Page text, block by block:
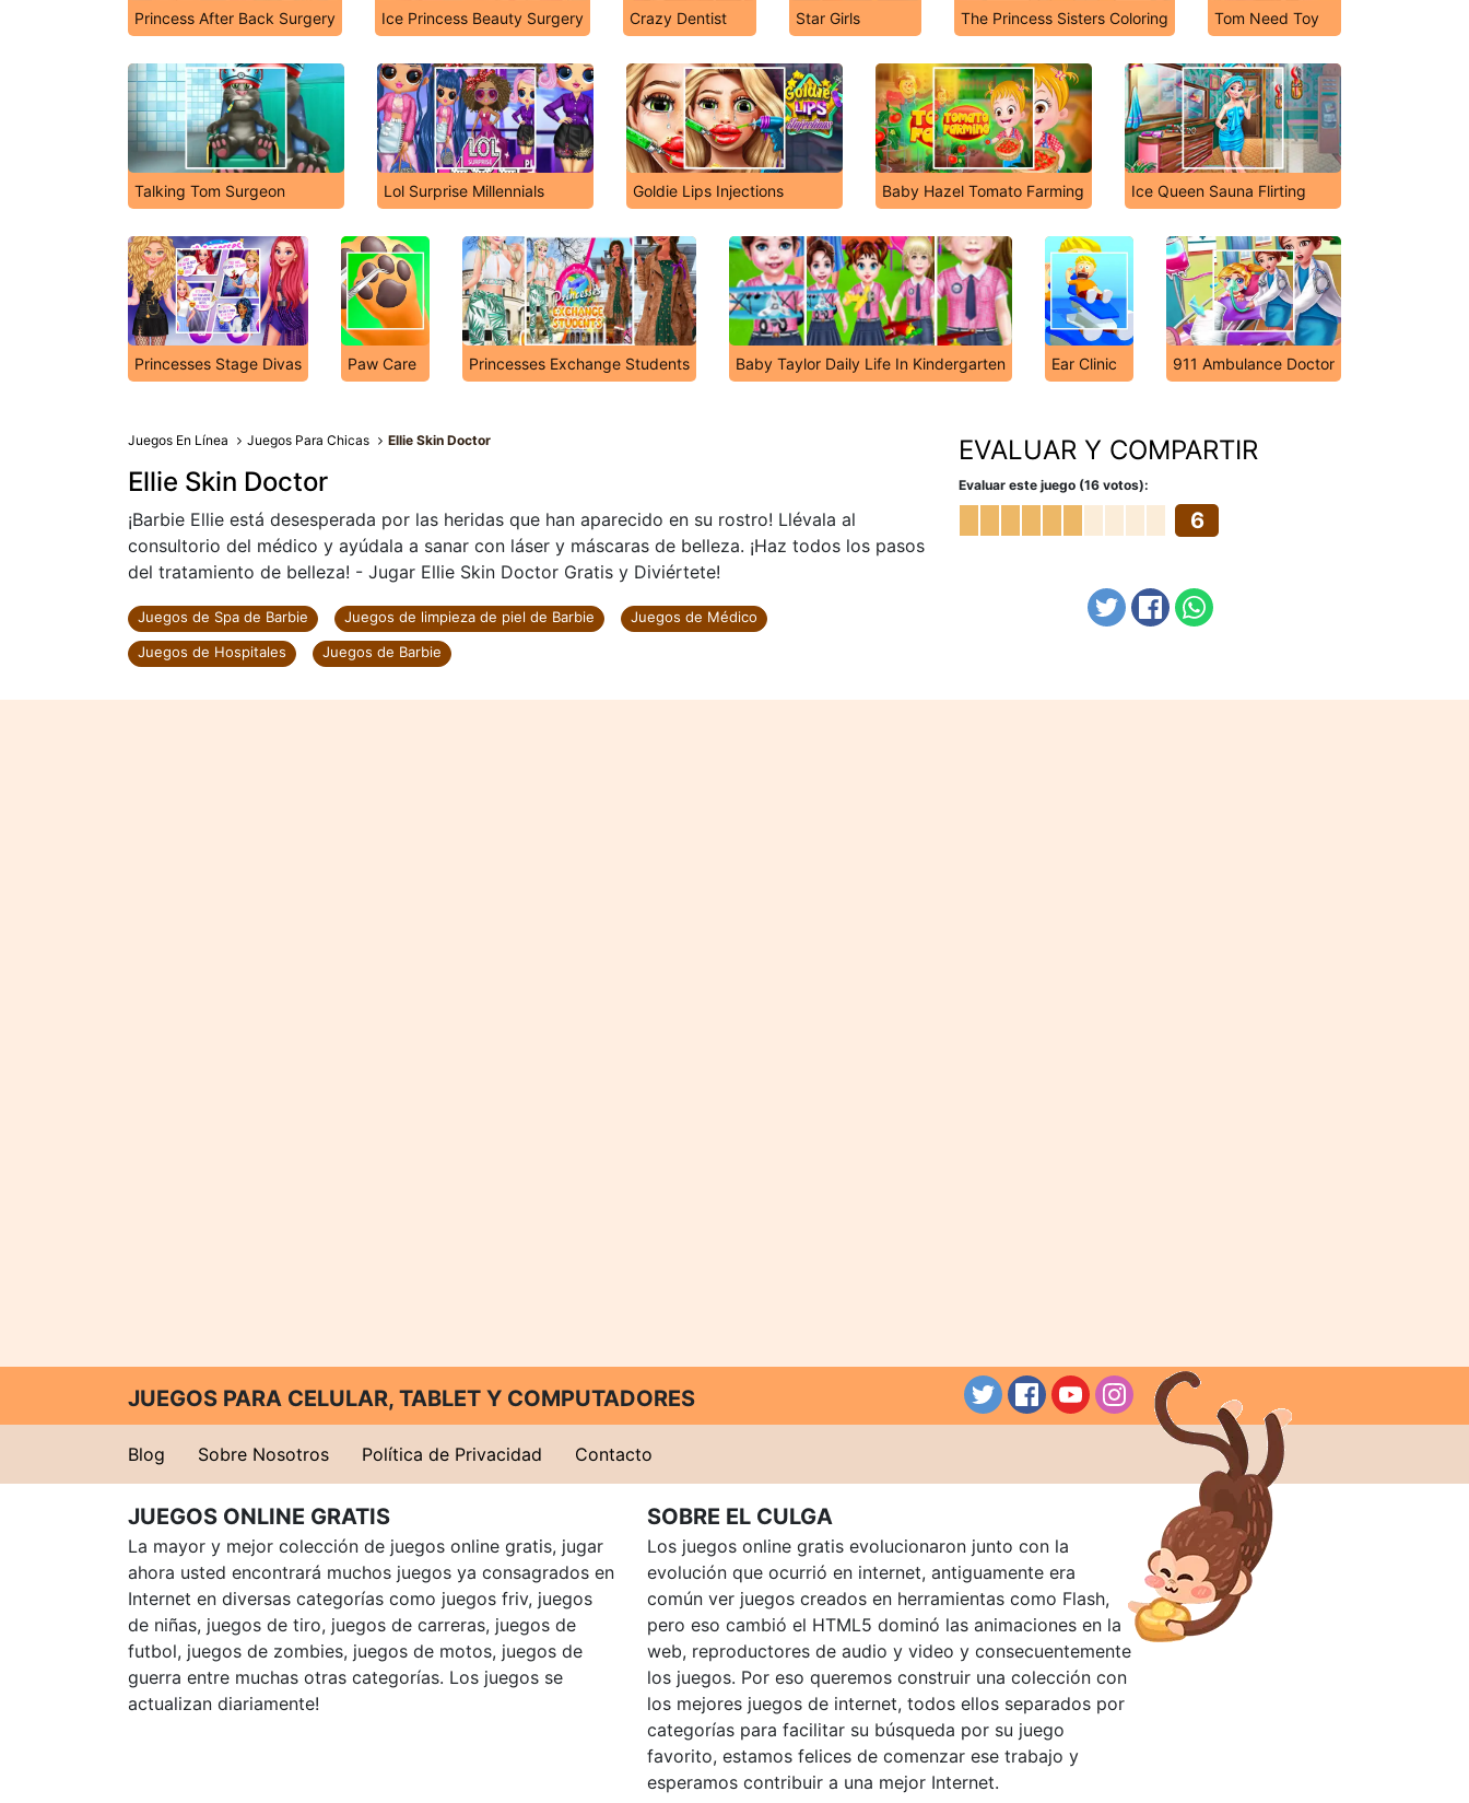
Princess After Back Surgery Ice Princess Beauty Surgery Crazy Dentist Star Girls The Princess Sisters Coloring Tom Need Toy
Talking Tom Surgeon Lol Surprise Millennials Goldie Lips Injections Baby Hazel Tomato Farming Ice Queen Sauna Flirting
Princesses Stage Divas Paw Care Princesses Exchange Students Baby Taylor Daily Life In Kindergarten Ear Clinic 911 Ambulance Doctor
Juegos En Línea Juegos Para Chicas Ellie Skin Doctor
Ellie Skin Doctor
¡Barbie Ellie está desesperada por las heridas que han aparecido en su rostro! Llévala al
consultorio del médico y ayúdala a sanar con láser y máscaras de belleza. ¡Haz todos los pasos
del tratamiento de belleza! - Jugar Ellie Skin Doctor Gratis y Diviértete!
Juegos de Spa de Barbie Juegos de limpieza de piel de Barbie
Juegos de Médico
Juegos de Hospitales
Juegos de Barbie
EVALUAR Y COMPARTIR
Evaluar este juego (16 votos):
6
JUEGOS PARA CELULAR, TABLET Y COMPUTADORES
Blog Sobre Nosotros Política de Privacidad Contacto
JUEGOS ONLINE GRATIS
La mayor y mejor colección de juegos online gratis, jugar
ahora usted encontrará muchos juegos ya consagrados en
Internet en diversas categorías como juegos friv, juegos
de niñas, juegos de tiro, juegos de carreras, juegos de
futbol, juegos de zombies, juegos de motos, juegos de
guerra entre muchas otras categorías. Los juegos se
actualizan diariamente!
SOBRE EL CULGA
Los juegos online gratis evolucionaron junto con la
evolución que ocurrió en internet, antiguamente era
común ver juegos creados en herramientas como Flash,
pero eso cambió el HTML5 dominó las animaciones en la
web, reproductores de audio y video y consecuentemente
los juegos. Por eso queremos construir una colección con
los mejores juegos de internet, todos ellos separados por
categorías para facilitar su búsqueda por su juego
favorito, estamos felices de comenzar ese trabajo y
esperamos contribuir a una mejor Internet.